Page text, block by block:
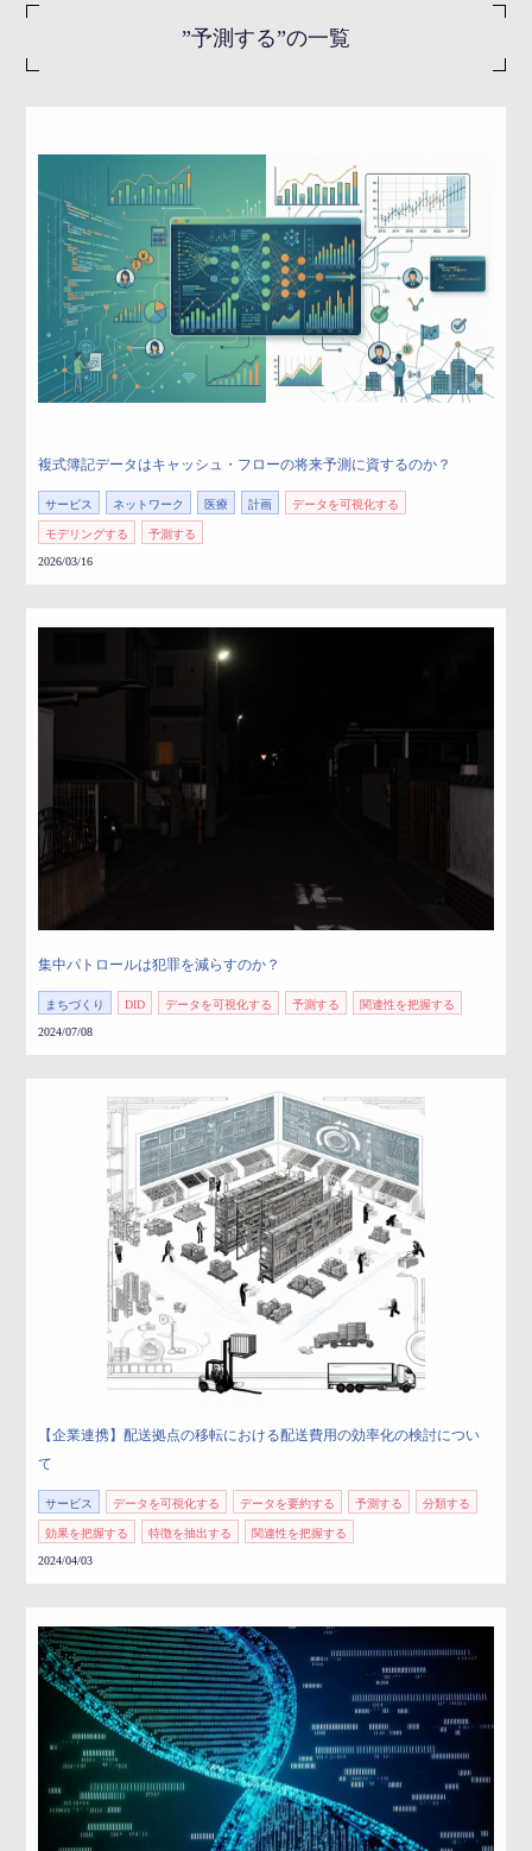
”予測する”の一覧
複式簿記データはキャッシュ・フローの将来予測に資するのか？
サービス ネットワーク 医療 計画 データを可視化する
モデリングする 予測する
2026/03/16
集中パトロールは犯罪を減らすのか？
まちづくり DID データを可視化する 予測する 関連性を把握する
2024/07/08
【企業連携】配送拠点の移転における配送費用の効率化の検討につい
て
サービス データを可視化する データを要約する 予測する 分類する
効果を把握する 特徴を抽出する 関連性を把握する
2024/04/03